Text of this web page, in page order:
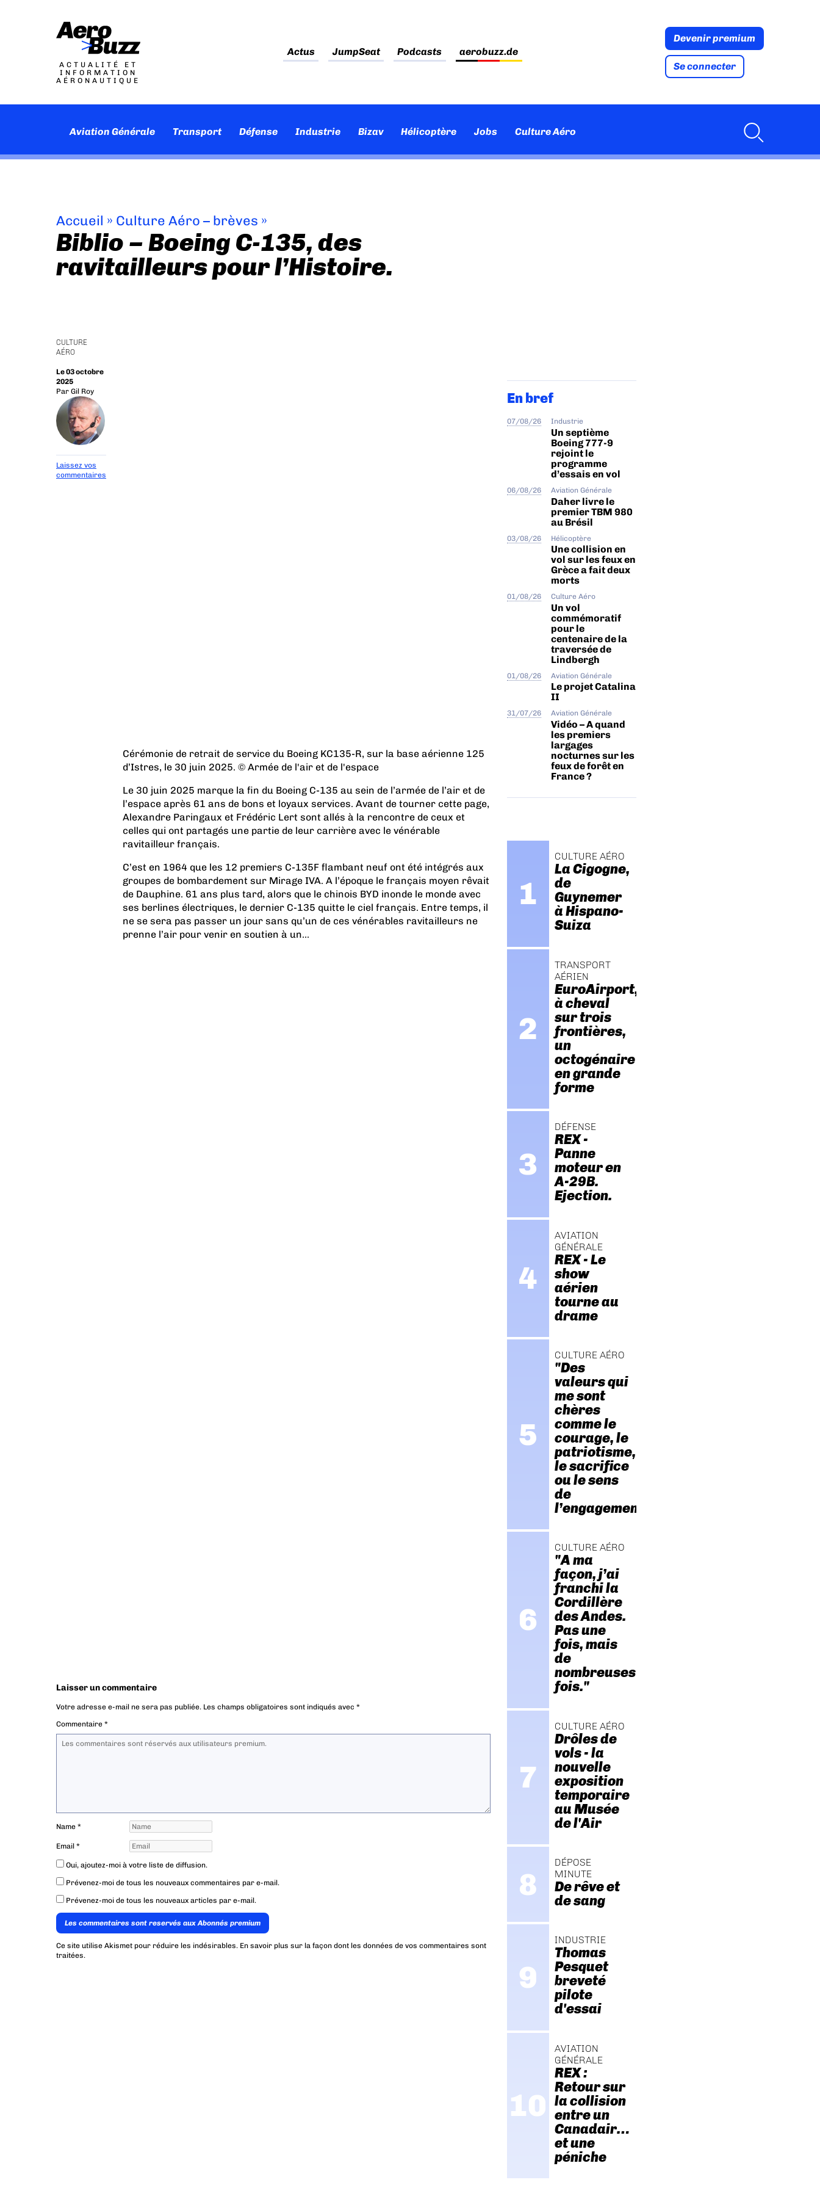
ACTUALITÉ ET
INFORMATION
AÉRONAUTIQUE
Actus JumpSeat Podcasts aerobuzz.de
Devenir premium
Se connecter
Aviation Générale Transport Défense Industrie Bizav Hélicoptère Jobs Culture Aéro
Accueil » Culture Aéro – brèves »
Biblio – Boeing C-135, des
ravitailleurs pour l’Histoire.
CULTURE
AÉRO
Le 03 octobre
2025
Par Gil Roy
Laissez vos
commentaires
Cérémonie de retrait de service du Boeing KC135-R, sur la base aérienne 125
d’Istres, le 30 juin 2025. © Armée de l'air et de l'espace
Le 30 juin 2025 marque la fin du Boeing C-135 au sein de l’armée de l’air et de
l’espace après 61 ans de bons et loyaux services. Avant de tourner cette page,
Alexandre Paringaux et Frédéric Lert sont allés à la rencontre de ceux et
celles qui ont partagés une partie de leur carrière avec le vénérable
ravitailleur français.
C’est en 1964 que les 12 premiers C-135F flambant neuf ont été intégrés aux
groupes de bombardement sur Mirage IVA. A l’époque le français moyen rêvait
de Dauphine. 61 ans plus tard, alors que le chinois BYD inonde le monde avec
ses berlines électriques, le dernier C-135 quitte le ciel français. Entre temps, il
ne se sera pas passer un jour sans qu’un de ces vénérables ravitailleurs ne
prenne l’air pour venir en soutien à un...
Laisser un commentaire
Votre adresse e-mail ne sera pas publiée. Les champs obligatoires sont indiqués avec *
Commentaire *
Name *
Email *
Oui, ajoutez-moi à votre liste de diffusion.
Prévenez-moi de tous les nouveaux commentaires par e-mail.
Prévenez-moi de tous les nouveaux articles par e-mail.
Les commentaires sont reservés aux Abonnés premium
Ce site utilise Akismet pour réduire les indésirables. En savoir plus sur la façon dont les données de vos commentaires sont
traitées.
En bref
07/08/26 Industrie
Un septième
Boeing 777-9
rejoint le
programme
d’essais en vol
06/08/26 Aviation Générale
Daher livre le
premier TBM 980
au Brésil
03/08/26 Hélicoptère
Une collision en
vol sur les feux en
Grèce a fait deux
morts
01/08/26 Culture Aéro
Un vol
commémoratif
pour le
centenaire de la
traversée de
Lindbergh
01/08/26 Aviation Générale
Le projet Catalina
II
31/07/26 Aviation Générale
Vidéo – A quand
les premiers
largages
nocturnes sur les
feux de forêt en
France ?
CULTURE AÉRO
La Cigogne,
de
Guynemer
à Hispano-
Suiza
TRANSPORT
AÉRIEN
EuroAirport,
à cheval
sur trois
frontières,
un
octogénaire
en grande
forme
DÉFENSE
REX -
Panne
moteur en
A-29B.
Ejection.
AVIATION
GÉNÉRALE
REX - Le
show
aérien
tourne au
drame
CULTURE AÉRO
"Des
valeurs qui
me sont
chères
comme le
courage, le
patriotisme,
le sacrifice
ou le sens
de
l’engagement."
CULTURE AÉRO
"A ma
façon, j’ai
franchi la
Cordillère
des Andes.
Pas une
fois, mais
de
nombreuses
fois."
CULTURE AÉRO
Drôles de
vols - la
nouvelle
exposition
temporaire
au Musée
de l'Air
DÉPOSE
MINUTE
De rêve et
de sang
INDUSTRIE
Thomas
Pesquet
breveté
pilote
d'essai
AVIATION
GÉNÉRALE
REX :
Retour sur
la collision
entre un
Canadair…
et une
péniche